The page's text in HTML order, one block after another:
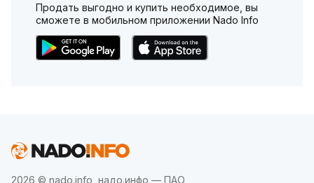
Продать выгодно и купить необходимое, вы
сможете в мобильном приложении Nado Info
2026 © nado.info, надо.инфо — ПАО